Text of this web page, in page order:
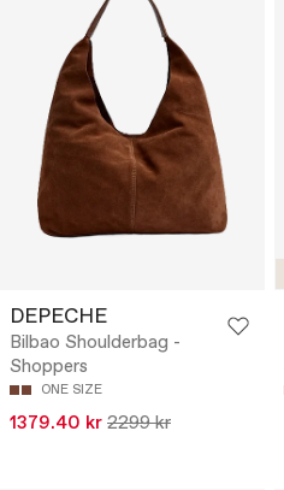
DEPECHE
Bilbao Shoulderbag -
Shoppers
ONE SIZE
1379.40 kr 2299 kr